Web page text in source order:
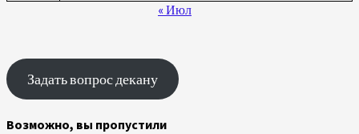
« Июл
Задать вопрос декану
Возможно, вы пропустили